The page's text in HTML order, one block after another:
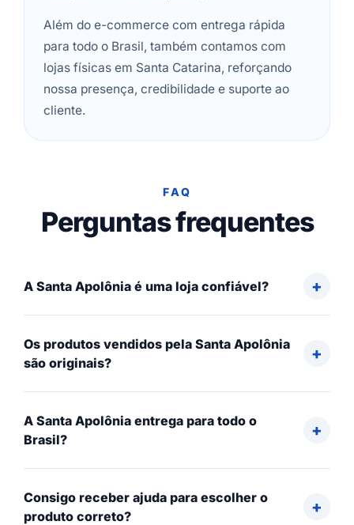
Além do e-commerce com entrega rápida
para todo o Brasil, também contamos com
lojas físicas em Santa Catarina, reforçando
nossa presença, credibilidade e suporte ao
cliente.
FAQ
Perguntas frequentes
A Santa Apolônia é uma loja confiável?
Os produtos vendidos pela Santa Apolônia
são originais?
A Santa Apolônia entrega para todo o
Brasil?
Consigo receber ajuda para escolher o
produto correto?